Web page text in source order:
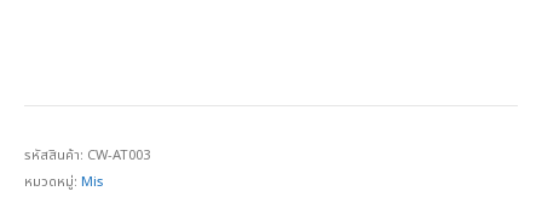
รหัสสินค้า: CW-AT003
หมวดหมู่: Mis